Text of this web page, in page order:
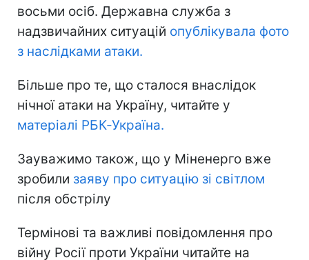
восьми осіб. Державна служба з
надзвичайних ситуацій опублікувала фото
з наслідками атаки.
Більше про те, що сталося внаслідок
нічної атаки на Україну, читайте у
матеріалі РБК‑Україна.
Зауважимо також, що у Міненерго вже
зробили заяву про ситуацію зі світлом
після обстрілу
Термінові та важливі повідомлення про
війну Росії проти України читайте на